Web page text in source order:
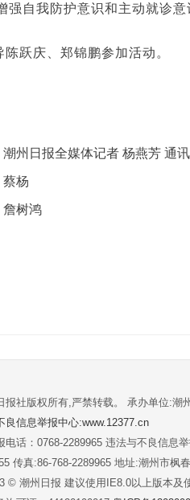
强自我防护意识和主动就诊意
陈跃庆、郑锦鹏参加活动。
潮州日报全媒体记者 杨燕芳 通
蔡杨
詹树鸿
报社版权所有,严禁转载。 承办单位:潮
良信息举报中心:www.12377.cn
电话：0768-2289965 违法与不良信息
传真:86-768-2289965 地址:潮州市枫
© 潮州日报 建议使用IE8.0以上版本及